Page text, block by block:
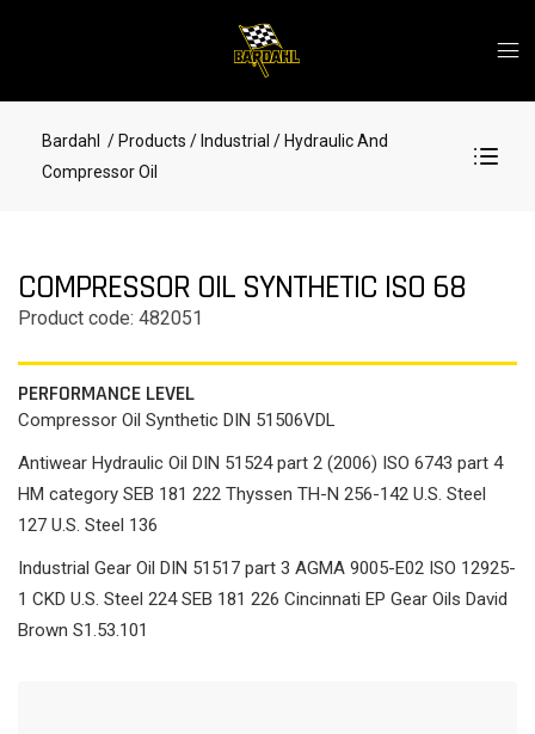
Bardahl / Products / Industrial / Hydraulic And
Compressor Oil
COMPRESSOR OIL SYNTHETIC ISO 68
Product code: 482051
PERFORMANCE LEVEL
Compressor Oil Synthetic DIN 51506VDL
Antiwear Hydraulic Oil DIN 51524 part 2 (2006) ISO 6743 part 4
HM category SEB 181 222 Thyssen TH-N 256-142 U.S. Steel
127 U.S. Steel 136
Industrial Gear Oil DIN 51517 part 3 AGMA 9005-E02 ISO 12925-
1 CKD U.S. Steel 224 SEB 181 226 Cincinnati EP Gear Oils David
Brown S1.53.101